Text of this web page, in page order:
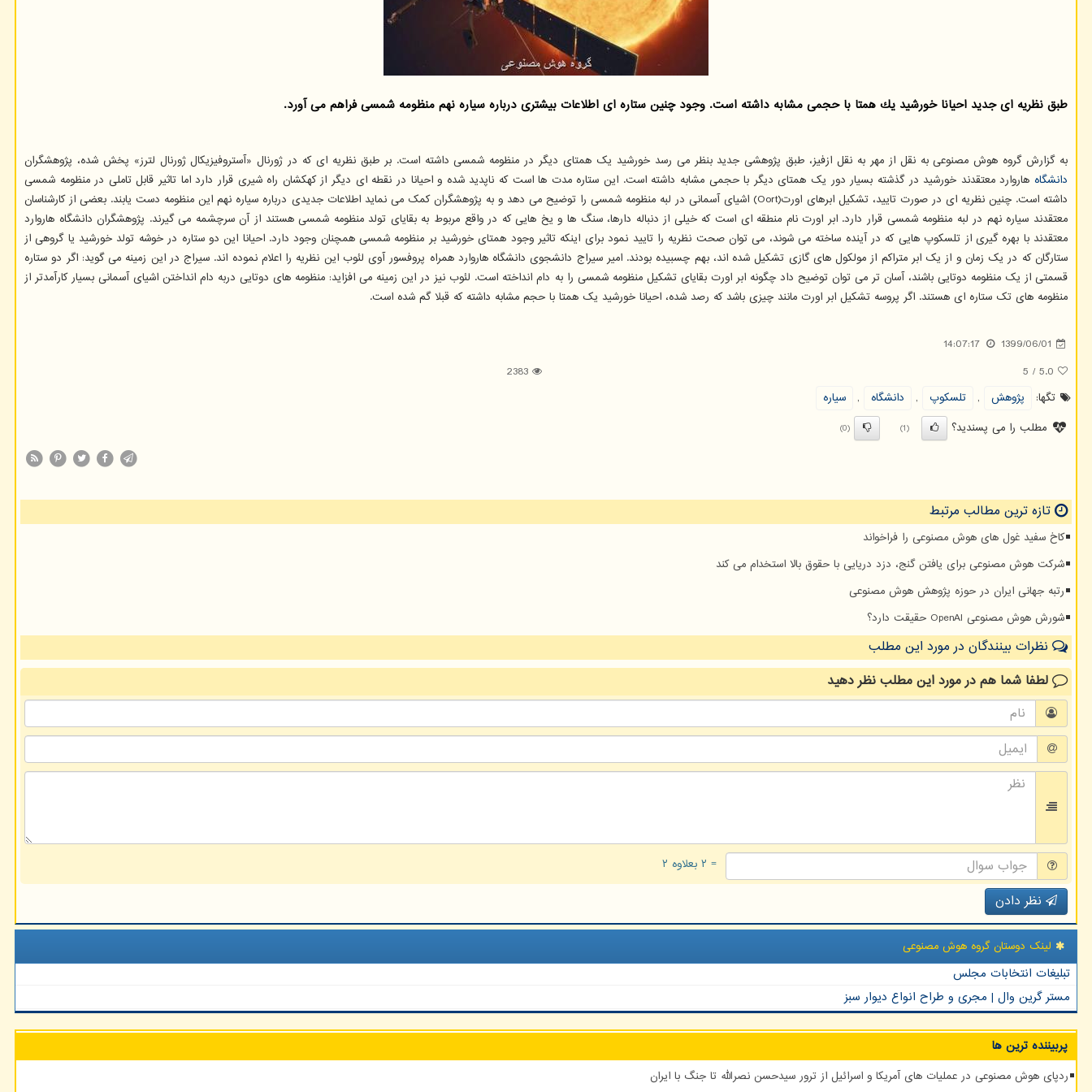
طبق نظریه ای جدید احیانا خورشید یك همتا با حجمی مشابه داشته است. وجود چنین ستاره ای اطلاعات بیشتری درباره سیاره نهم منظومه شمسی فراهم می آورد.
به گزارش گروه هوش مصنوعی به نقل از مهر به نقل ازفیز، طبق پژوهشی جدید بنظر می رسد خورشید یک همتای دیگر در منظومه شمسی داشته است. بر طبق نظریه ای که در ژورنال «آستروفیزیکال ژورنال لترز» پخش شده، پژوهشگران
دانشگاه هاروارد معتقدند خورشید در گذشته بسیار دور یک همتای دیگر با حجمی مشابه داشته است. این ستاره مدت ها است که ناپدید شده و احیانا در نقطه ای دیگر از کهکشان راه شیری قرار دارد اما تاثیر قابل تاملی در منظومه شمسی
داشته است. چنین نظریه ای در صورت تایید، تشکیل ابرهای اورت(Oort) اشیای آسمانی در لبه منظومه شمسی را توضیح می دهد و به پژوهشگران کمک می نماید اطلاعات جدیدی درباره سیاره نهم این منظومه دست یابند. بعضی از کارشناسان
معتقدند سیاره نهم در لبه منظومه شمسی قرار دارد. ابر اورت نام منطقه ای است که خیلی از دنباله دارها، سنگ ها و یخ هایی که در واقع مربوط به بقایای تولد منظومه شمسی هستند از آن سرچشمه می گیرند. پژوهشگران دانشگاه هاروارد
معتقدند با بهره گیری از تلسکوپ هایی که در آینده ساخته می شوند، می توان صحت نظریه را تایید نمود برای اینکه تاثیر وجود همتای خورشید بر منظومه شمسی همچنان وجود دارد. احیانا این دو ستاره در خوشه تولد خورشید یا گروهی از
ستارگان که در یک زمان و از یک ابر متراکم از مولکول های گازی تشکیل شده اند، بهم چسبیده بودند. امیر سیراج دانشجوی دانشگاه هاروارد همراه پروفسور آوی لئوب این نظریه را اعلام نموده اند. سیراج در این زمینه می گوید: اگر دو ستاره
قسمتی از یک منظومه دوتایی باشند، آسان تر می توان توضیح داد چگونه ابر اورت بقایای تشکیل منظومه شمسی را به دام انداخته است. لئوب نیز در این زمینه می افزاید: منظومه های دوتایی دربه دام انداختن اشیای آسمانی بسیار کارآمدتر از
منظومه های تک ستاره ای هستند. اگر پروسه تشکیل ابر اورت مانند چیزی باشد که رصد شده، احیانا خورشید یک همتا با حجم مشابه داشته که قبلا گم شده است.
1399/06/01
14:07:17
5.0
/
5
2383
تگها:
پژوهش , تلسكوپ , دانشگاه ,
سیاره
مطلب را می پسندید؟
(1)
(0)
تازه ترین مطالب مرتبط
کاخ سفید غول های هوش مصنوعی را فراخواند
شرکت هوش مصنوعی برای یافتن گنج، دزد دریایی با حقوق بالا استخدام می کند
رتبه جهانی ایران در حوزه پژوهش هوش مصنوعی
شورش هوش مصنوعی OpenAI حقیقت دارد؟
نظرات بینندگان در مورد این مطلب
لطفا شما همدر مورد این مطلبنظر دهید
= ۲ بعلاوه ۲
نظر دادن
لینک دوستان گروه هوش مصنوعی
تبلیغات انتخابات مجلس
مستر گرین وال | مجری و طراح انواع دیوار سبز
پربیننده ترین ها
ردپای هوش مصنوعی در عملیات های آمریکا و اسرائیل از ترور سیدحسن نصرالله تا جنگ با ایران